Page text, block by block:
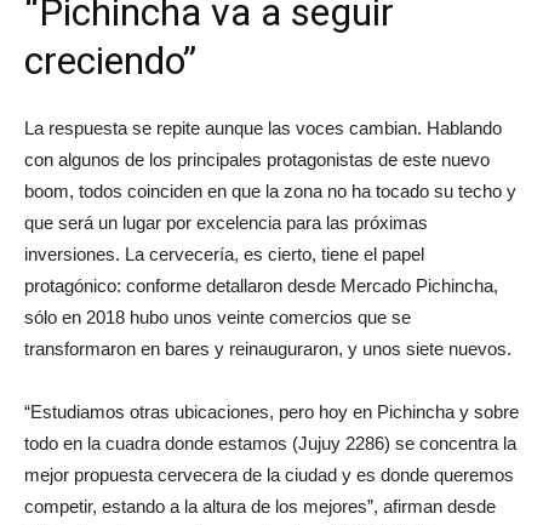
“Pichincha va a seguir
La respuesta se repite aunque las voces cambian. Hablando
con algunos de los principales protagonistas de este nuevo
boom, todos coinciden en que la zona no ha tocado su techo y
que será un lugar por excelencia para las próximas
inversiones. La cervecería, es cierto, tiene el papel
protagónico: conforme detallaron desde Mercado Pichincha,
sólo en 2018 hubo unos veinte comercios que se
“Estudiamos otras ubicaciones, pero hoy en Pichincha y sobre
todo en la cuadra donde estamos (Jujuy 2286) se concentra la
mejor propuesta cervecera de la ciudad y es donde queremos